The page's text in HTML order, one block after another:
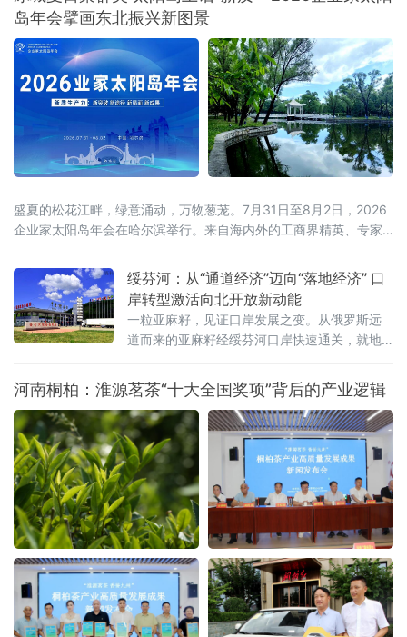
岛年会擘画东北振兴新图景
盛夏的松花江畔，绿意涌动，万物葱茏。7月31日至8月2日，2026
企业家太阳岛年会在哈尔滨举行。来自海内外的工商界精英、专家
打磨，企业家太阳岛年会已成长为新华社社级标志性论坛，形成“南
有博鳌，北有太阳岛”的全国产业对话IP。本届年会以“新质生产力：
新突破 新途径 新局面 新成果”为核心主题，锚定哈尔滨“三城三
绥芬河：从“通道经济”迈向“落地经济” 口
岸转型激活向北开放新动能
一粒亚麻籽，见证口岸发展之变。从俄罗斯远
道而来的亚麻籽经绥芬河口岸快速通关，就地
后，是百年口岸绥芬河奋力摆脱传统“通道经
济”，聚力发展落地加工，生动展现百年口岸
由“通道经济”向“落地经济”稳步转型的生动实
践。
河南桐柏：淮源茗茶“十大全国奖项”背后的产业逻辑